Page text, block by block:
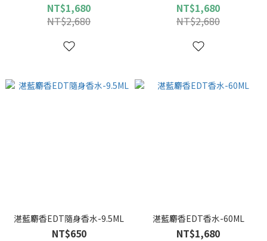
NT$1,680
NT$2,680
NT$1,680
NT$2,680
湛藍麝香EDT隨身香水-9.5ML
NT$650
湛藍麝香EDT香水-60ML
NT$1,680